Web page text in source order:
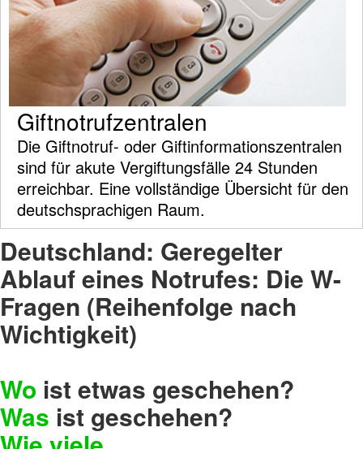
Giftnotrufzentralen
Die Giftnotruf- oder Giftinformationszentralen
sind für akute Vergiftungsfälle 24 Stunden
erreichbar. Eine vollständige Übersicht für den
deutschsprachigen Raum.
Deutschland: Geregelter
Ablauf eines Notrufes: Die W-
Fragen (Reihenfolge nach
Wichtigkeit)
Wo ist etwas geschehen?
Was ist geschehen?